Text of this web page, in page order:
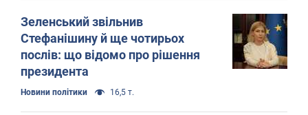
Зеленський звільнив
Стефанішину й ще чотирьох
послів: що відомо про рішення
президента
Новини політики 16,5 т.